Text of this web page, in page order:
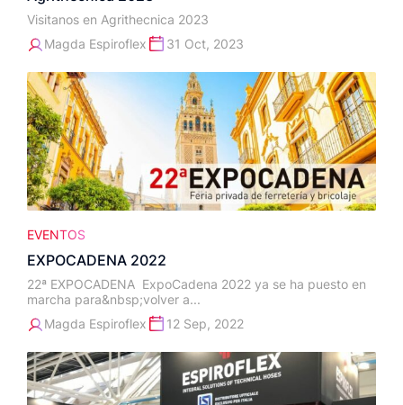
Visitanos en Agrithecnica 2023
Magda Espiroflex
31 Oct, 2023
EVENTOS
EXPOCADENA 2022
22ª EXPOCADENA ExpoCadena 2022 ya se ha puesto en
marcha para&nbsp;volver a...
Magda Espiroflex
12 Sep, 2022